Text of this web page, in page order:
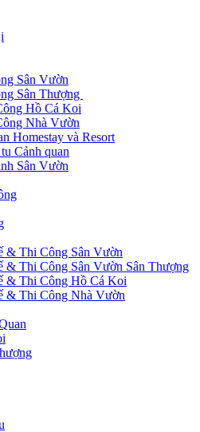
Sân Vườn
Sân Thượng
Hồ Cá Koi
Nhà Vườn
Homestay và Resort
Cảnh quan
Sân Vườn
& Thi Công Sân Vườn
& Thi Công Sân Vườn Sân Thượng
& Thi Công Hồ Cá Koi
& Thi Công Nhà Vườn